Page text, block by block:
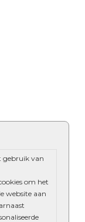
gebruik van
om het
website aan